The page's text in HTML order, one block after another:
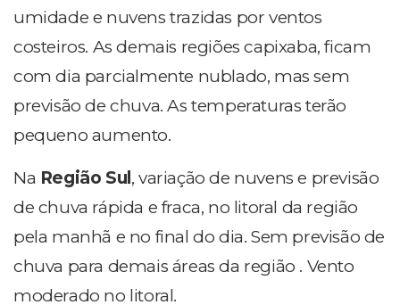
umidade e nuvens trazidas por ventos
costeiros. As demais regiões capixaba, ficam
com dia parcialmente nublado, mas sem
previsão de chuva. As temperaturas terão
pequeno aumento.
Na Região Sul , variação de nuvens e previsão
de chuva rápida e fraca, no litoral da região
pela manhã e no final do dia. Sem previsão de
chuva para demais áreas da região . Vento
moderado no litoral.